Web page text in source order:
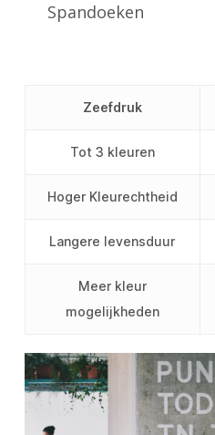
Spandoeken
Zeefdruk
Tot 3 kleuren
Hoger Kleurechtheid
Langere levensduur
Meer kleur
mogelijkheden